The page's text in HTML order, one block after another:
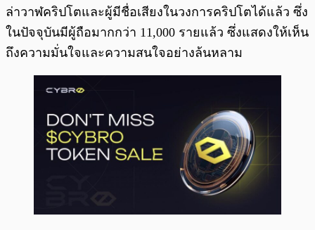
ล่าวาฬคริปโตและผู้มีชื่อเสียงในวงการคริปโตได้แล้ว ซึ่ง
ในปัจจุบันมีผู้ถือมากกว่า 11,000 รายแล้ว ซึ่งแสดงให้เห็น
ถึงความมั่นใจและความสนใจอย่างล้นหลาม